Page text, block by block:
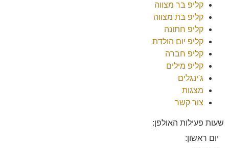
קליפ בר מצווה
קליפ בת מצווה
קליפ חתונה
קליפ יום הולדת
קליפ חברה
קליפ מילים
ג'ינגלים
מצגות
צור קשר
שעות פעילות האולפן:
יום ראשון: